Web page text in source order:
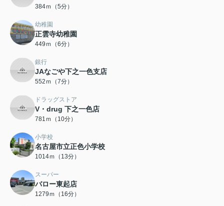
384ｍ（5分）
幼稚園
正雲寺幼稚園
449ｍ（6分）
銀行
JAなごや下之一色支店
552ｍ（7分）
ドラッグストア
V・drug 下之一色店
781ｍ（10分）
小学校
名古屋市立正色小学校
1014ｍ（13分）
スーパー
バロー東起店
1279ｍ（16分）